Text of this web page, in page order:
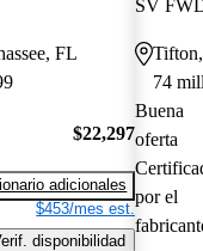
FL
$22,297
adicionales
$453/mes est.
disponibilidad
SV
74
Buena
oferta
por el